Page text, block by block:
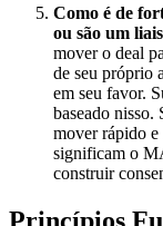
Como é de
ou são um
mover o deal
de seu próprio
em seu favor.
baseado nisso.
mover rápido
significam o
construir